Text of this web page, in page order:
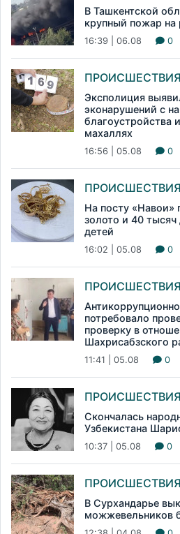
В Ташкентской
крупный пожар на
16:39 | 06.08 0
ПРОИСШЕСТВИЯ
Эксполиция
эконарушений с
благоустройства
махаллях
16:56 | 05.08 0
ПРОИСШЕСТВИЯ
На посту «Навои»
золото и 40 тысяч
детей
16:02 | 05.08 0
ПРОИСШЕСТВИЯ
потребовало
проверку в
Шахрисабзского
11:41 | 05.08 0
ПРОИСШЕСТВИЯ
Скончалась
Узбекистана
10:37 | 05.08 0
ПРОИСШЕСТВИЯ
В Сурхандарье
можжевельников